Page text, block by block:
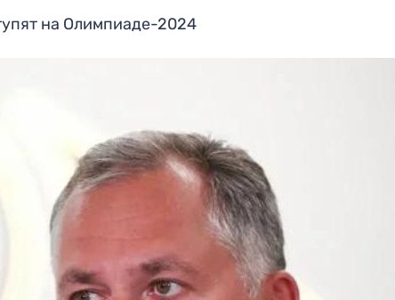
на Олимпиаде-2024